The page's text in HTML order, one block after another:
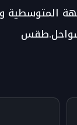
المتوسطية